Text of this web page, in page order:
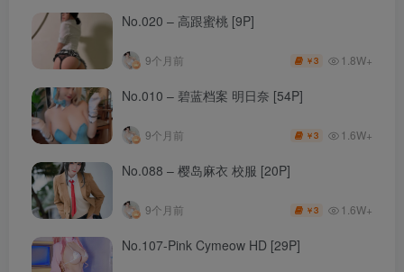
No.020 – 高跟蜜桃 [9P]
9个月前 ￥3 1.8W+
No.010 – 碧蓝档案 明日奈 [54P]
9个月前 ￥3 1.6W+
No.088 – 樱岛麻衣 校服 [20P]
9个月前 ￥3 1.6W+
No.107-Pink Cymeow HD [29P]